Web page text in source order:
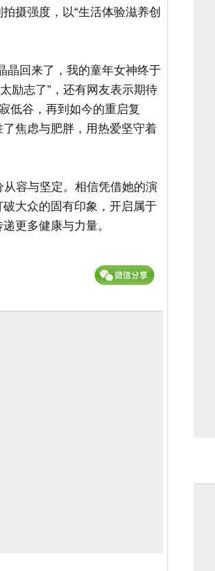
摄强度，以“生活体验滋养创
晶回来了，我的童年女神终于
励志了”，还有网友表示期待
低谷，再到如今的重启复
焦虑与肥胖，用热爱坚守着
容与坚定。相信凭借她的演
大众的固有印象，开启属于
更多健康与力量。